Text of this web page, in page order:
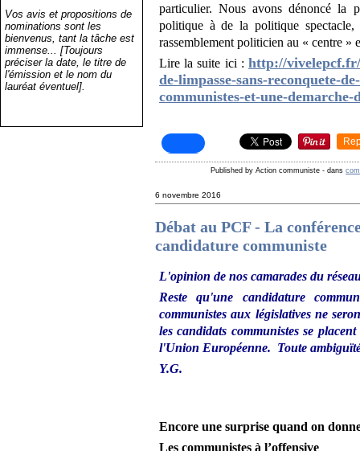
Vos avis et propositions de
nominations sont les
bienvenus, tant la tâche est
immense... [Toujours
préciser la date, le titre de
l'émission et le nom du
lauréat éventuel].
particulier. Nous avons dénoncé la
politique à de la politique spectacle,
rassemblement politicien au « centre »
Lire la suite ici :http://vivelepcf.fr/
de-limpasse-sans-reconquete-
communistes-et-une-
Published by Action communiste - dans
6 novembre 2016
Débat au PCF - La
candidature communiste
L'opinion de nos camarades du
Reste qu'une candidature
communistes aux législatives ne
les candidats communistes se
l'Union Européenne. Toute
Y.G.
Encore une surprise quand on
Les communistes à l’offensive